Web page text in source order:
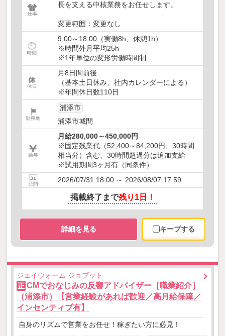
長を支える中核業務をお任せします。
変更範囲：変更なし
9:00～18:00（実働8h、休憩1h）
※時間外月平均25h
※1年単位の変形労働時間制
月8日間前後
（基本土日休み、社内カレンダーによる）
※年間休日数110日
浦添市
浦添市城間
月給280,000～450,000円
※固定残業代（52,400～84,200円、30時間
相当分）含む、30時間超過分は追加支給
※試用期間3ヶ月有（同条件）
2026/07/31 18:00 ～ 2026/08/07 17:59
掲載終了まで残り1日！
詳細を見る キープする
ジェイウォーム ジョブット
正 CMでおなじみの反響アドバイザー［職業紹介］
（浦添市）【営業経験があれば歓迎／高月給保障／
インセンティブ有】
自身のリズムで営業をお任せ！稼ぎたい方に必見！